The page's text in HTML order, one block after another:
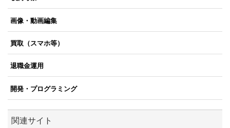
画像・動画編集
買取（スマホ等）
退職金運用
開発・プログラミング
関連サイト